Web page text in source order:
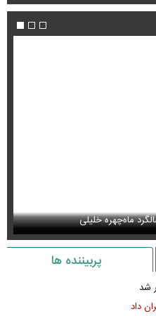
را به فکر فرو برد
پربیننده ها
شد
داد